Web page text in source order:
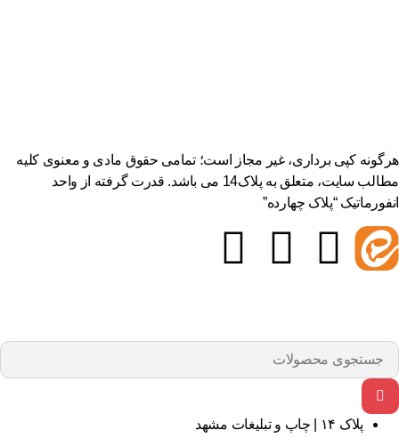
هرگونه کپی برداری، غیر مجاز است؛ تمامی حقوق مادی و معنوی کلیه
مطالب سایت، متعلق به پلاک14 می باشد. قدرت گرفته از واحد
انفورماتیک “پلاک چهارده”
پلاک ۱۴ | چاپ و تبلیغات مشهد